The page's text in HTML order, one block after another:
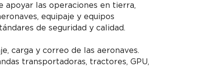
apoyar las operaciones en tierra,
equipaje y equipos
de seguridad y calidad.
carga y correo de las aeronaves.
transportadoras, tractores, GPU,